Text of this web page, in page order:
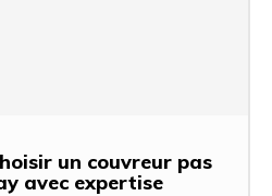
un couvreur pas
avec expertise